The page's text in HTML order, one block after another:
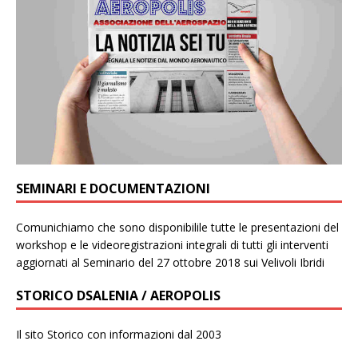
SEMINARI E DOCUMENTAZIONI
Comunichiamo che sono disponibilile tutte le presentazioni del
workshop e le videoregistrazioni integrali di tutti gli interventi
aggiornati al Seminario del 27 ottobre 2018 sui Velivoli Ibridi
STORICO DSALENIA / AEROPOLIS
Il sito Storico con informazioni dal 2003